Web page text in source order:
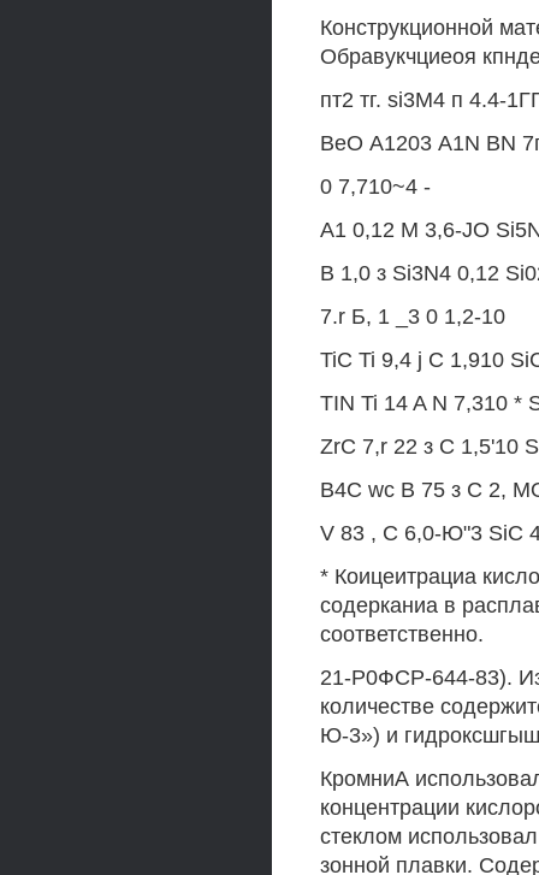
Конструкционной
Обравукчциеоя
пт2 тг. si3M4 п 4.4-
ВеО А1203 A1N BN
0 7,710~4 -
A1 0,12 M 3,6-JO
В 1,0 з Si3N4 0,12
7.r Б, 1 _3 0 1,2-10
TiC Ti 9,4 j С 1,910
TIN Ti 14 A N 7,310 *
ZrC 7,r 22 з С 1,5'10
В4С wc В 75 з С 2,
V 83 , С 6,0-Ю"3 SiC
* Коицеитрациа
содерканиа в
соответственно.
21-Р0ФСР-644-83).
количестве
Ю-3») и
КромниА
концентрации
стеклом
зонной плавки.